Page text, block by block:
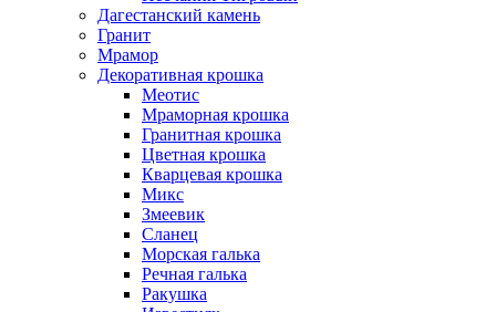
Дагестанский камень
Гранит
Мрамор
Декоративная крошка
Меотис
Мраморная крошка
Гранитная крошка
Цветная крошка
Кварцевая крошка
Микс
Змеевик
Сланец
Морская галька
Речная галька
Ракушка